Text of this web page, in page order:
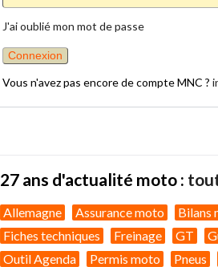
J'ai oublié mon mot de passe
Vous n'avez pas encore de compte MNC ?
27 ans d'actualité moto :
Allemagne Assurance moto Bilans
Fiches techniques
Freinage GT
Outil Agenda
Permis moto Pneus